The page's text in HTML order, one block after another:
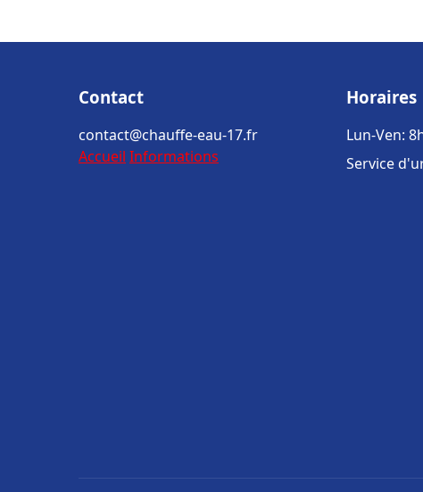
Contact
contact@chauffe-eau-17.fr
Accueil Informations
Horaires
Lun-Ven:
Service